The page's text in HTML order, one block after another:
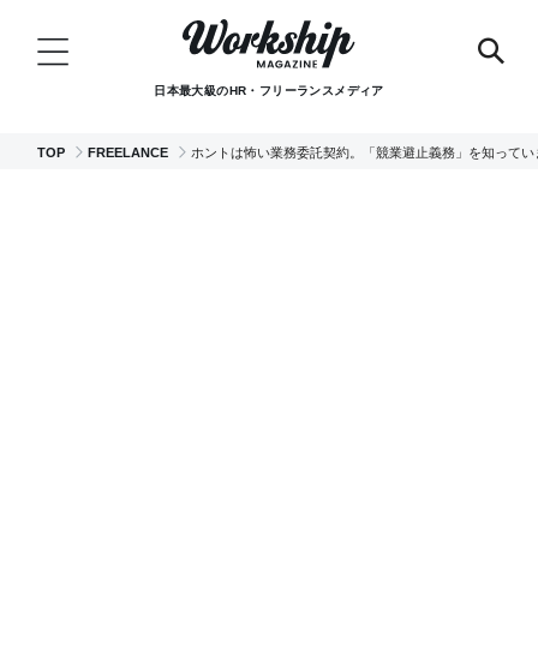
日本最大級のHR・フリーランスメディア
TOP FREELANCE ホントは怖い業務委託契約。「競業避止義務」を知ってい